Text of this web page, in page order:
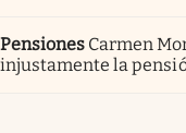
Pensiones Carmen
injustamente la